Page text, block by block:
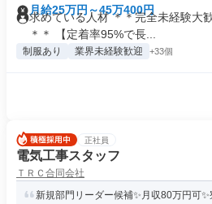
月給25万円～45万400円
求めている人材 ＊＊完全未経験大
＊＊ 【定着率95%で長...
制服あり 業界未経験歓迎 +33個
正社員
電気工事スタッフ
ＴＲＣ合同会社
新規部門リーダー候補✨月収80万円可